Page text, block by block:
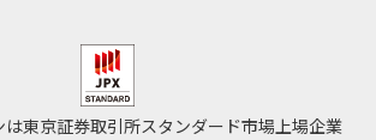
東京証券取引所スタンダード市場上場企業